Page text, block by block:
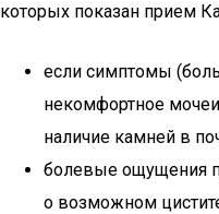
которых показан прием
если симптомы
некомфортное
наличие камней в
болевые ощущения
о возможном